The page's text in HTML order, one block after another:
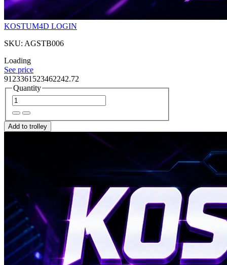
KOSTUM4D LOGIN
SKU: AGSTB006
Loading
See price
9123361523462242.72
Quantity
Add to trolley